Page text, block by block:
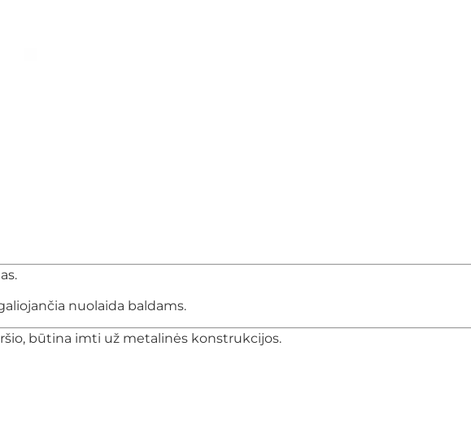
nuolaida baldams.
būtina imti už metalinės konstrukcijos.